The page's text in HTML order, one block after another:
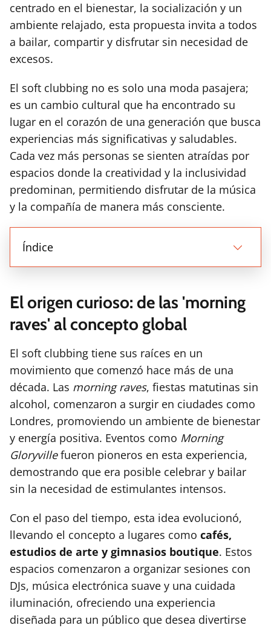
centrado en el bienestar, la socialización y un
ambiente relajado, esta propuesta invita a todos
a bailar, compartir y disfrutar sin necesidad de
excesos.
El soft clubbing no es solo una moda pasajera;
es un cambio cultural que ha encontrado su
lugar en el corazón de una generación que busca
experiencias más significativas y saludables.
Cada vez más personas se sienten atraídas por
espacios donde la creatividad y la inclusividad
predominan, permitiendo disfrutar de la música
y la compañía de manera más consciente.
Índice
El origen curioso: de las 'morning
raves' al concepto global
El soft clubbing tiene sus raíces en un
movimiento que comenzó hace más de una
década. Las morning raves, fiestas matutinas sin
alcohol, comenzaron a surgir en ciudades como
Londres, promoviendo un ambiente de bienestar
y energía positiva. Eventos como Morning
Gloryvillefueron pioneros en esta experiencia,
demostrando que era posible celebrar y bailar
sin la necesidad de estimulantes intensos.
Con el paso del tiempo, esta idea evolucionó,
llevando el concepto a lugares como cafés,
estudios de arte y gimnasios boutique. Estos
espacios comenzaron a organizar sesiones con
DJs, música electrónica suave y una cuidada
iluminación, ofreciendo una experiencia
diseñada para un público que desea divertirse